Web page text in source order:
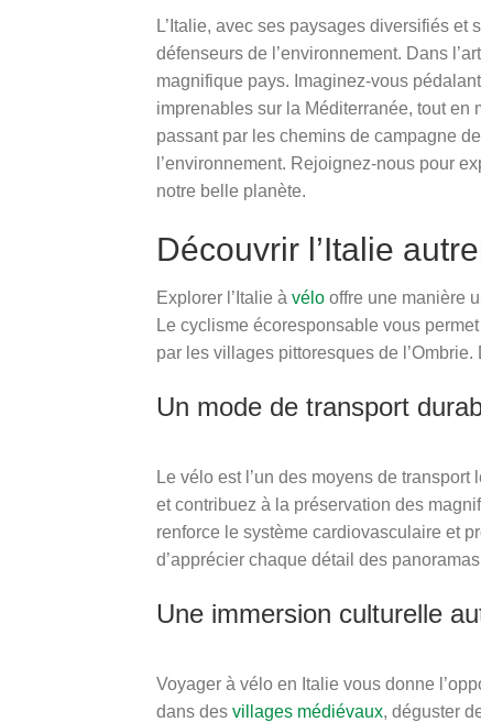
L’Italie, avec ses paysages diversifiés
défenseurs de l’environnement. Dans
magnifique pays. Imaginez-vous
imprenables sur la Méditerranée, tout
passant par les chemins de campagne
l’environnement. Rejoignez-nous pour
notre belle planète.
Découvrir l’Italie
Explorer l’Italie à vélo offre une manière
Le cyclisme écoresponsable vous
par les villages pittoresques de
Un mode de transport
Le vélo est l’un des moyens de
et contribuez à la préservation des
renforce le système cardiovasculaire et
d’apprécier chaque détail des
Une immersion culturelle
Voyager à vélo en Italie vous donne
dans des villages médiévaux, déguster